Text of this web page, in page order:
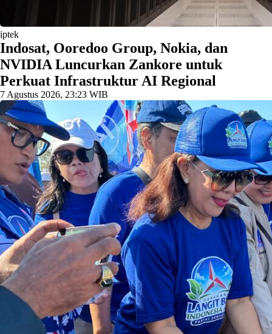
iptek
Indosat, Ooredoo Group, Nokia, dan
NVIDIA Luncurkan Zankore untuk
Perkuat Infrastruktur AI Regional
7 Agustus 2026, 23:23 WIB